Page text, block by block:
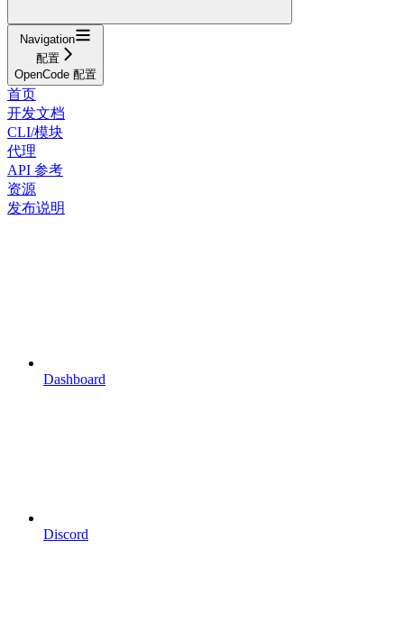
Navigation
配置
OpenCode 配置
首页
开发文档
CLI/模块
代理
API 参考
资源
发布说明
Dashboard
Discord